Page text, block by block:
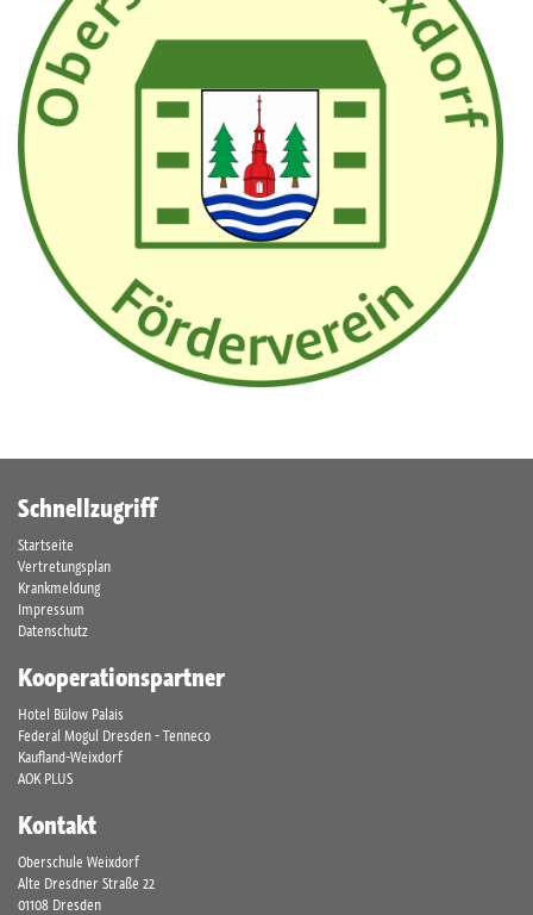
Schnellzugriff
Startseite
Vertretungsplan
Krankmeldung
Impressum
Datenschutz
Kooperationspartner
Hotel Bülow Palais
Federal Mogul Dresden - Tenneco
Kaufland-Weixdorf
AOK PLUS
Kontakt
Oberschule Weixdorf
Alte Dresdner Straße 22
01108 Dresden